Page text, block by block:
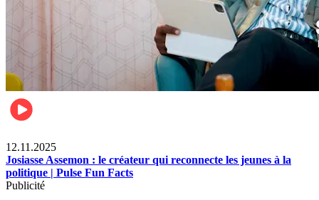
12.11.2025
Josiasse Assemon : le créateur qui reconnecte les jeunes à la
politique | Pulse Fun Facts
Publicité